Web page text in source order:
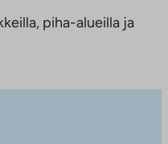
piha-alueilla ja